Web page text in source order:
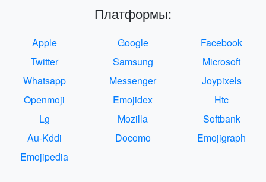
Платформы:
Apple Google
Facebook
Twitter
Samsung
Microsoft
Whatsapp
Messenger
Joypixels
Openmoji
Emojidex
Htc
Lg
Mozilla
Softbank
Au-Kddi
Docomo
Emojigraph
Emojipedia